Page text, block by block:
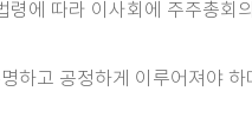
령에 따라 이사회에 주주총회
하고 공정하게 이루어져야